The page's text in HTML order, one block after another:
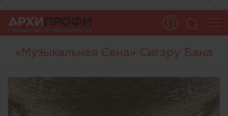
«Музыкальная Сена» Сигэру Бана